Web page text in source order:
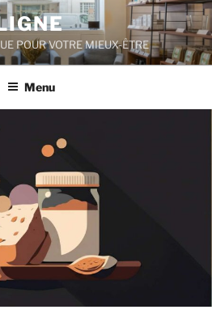
POUR VOTRE MIEUX-ÊTRE
Menu